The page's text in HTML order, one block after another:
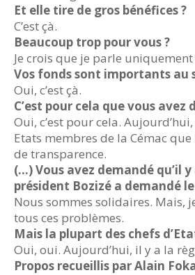
Et elle tire de gros bénéfices ?
C’est çà.
Beaucoup trop pour vous ?
Je crois que je parle
Vos fonds sont importants au
Oui, c’est çà.
C’est pour cela que vous
Oui, c’est pour cela.
Etats membres de la Cémac
de transparence.
(…) Vous avez demandé qu’il
président Bozizé a demandé
Nous sommes solidaires. Mais,
tous ces problèmes.
Mais la plupart des chefs
Oui, oui. Aujourd’hui, il y a la
Propos recueillis par Alain